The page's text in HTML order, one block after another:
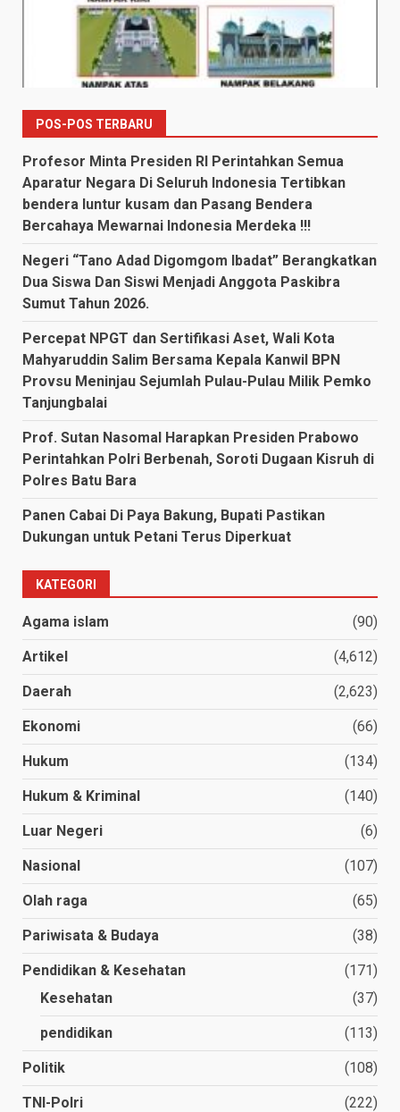
POS-POS TERBARU
Profesor Minta Presiden RI Perintahkan Semua
Aparatur Negara Di Seluruh Indonesia Tertibkan
bendera luntur kusam dan Pasang Bendera
Bercahaya Mewarnai Indonesia Merdeka !!!
Negeri “Tano Adad Digomgom Ibadat” Berangkatkan
Dua Siswa Dan Siswi Menjadi Anggota Paskibra
Sumut Tahun 2026.
Percepat NPGT dan Sertifikasi Aset, Wali Kota
Mahyaruddin Salim Bersama Kepala Kanwil BPN
Provsu Meninjau Sejumlah Pulau-Pulau Milik Pemko
Tanjungbalai
Prof. Sutan Nasomal Harapkan Presiden Prabowo
Perintahkan Polri Berbenah, Soroti Dugaan Kisruh di
Polres Batu Bara
Panen Cabai Di Paya Bakung, Bupati Pastikan
Dukungan untuk Petani Terus Diperkuat
KATEGORI
Agama islam (90)
Artikel (4,612)
Daerah (2,623)
Ekonomi (66)
Hukum (134)
Hukum & Kriminal (140)
Luar Negeri (6)
Nasional (107)
Olah raga (65)
Pariwisata & Budaya (38)
Pendidikan & Kesehatan
(171)
Kesehatan
(37)
pendidikan (113)
Politik (108)
TNI-Polri (222)